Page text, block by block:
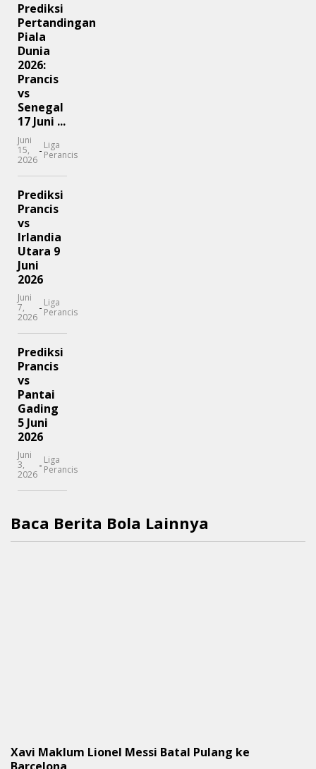
Prediksi
Pertandingan
Piala
Dunia
2026:
Prancis
vs
Senegal
17 Juni ...
Juni
15,
2026
- Liga
Perancis
Prediksi
Prancis
vs
Irlandia
Utara 9
Juni
2026
Juni
7,
2026
- Liga
Perancis
Prediksi
Prancis
vs
Pantai
Gading
5 Juni
2026
Juni
3,
2026
- Liga
Perancis
Baca Berita Bola Lainnya
Xavi Maklum Lionel Messi Batal Pulang ke